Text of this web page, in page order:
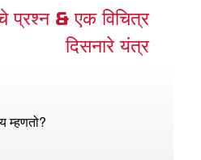
प्रश्न & एक विचित्र
दिसनारे यंत्र
म्हणतो?